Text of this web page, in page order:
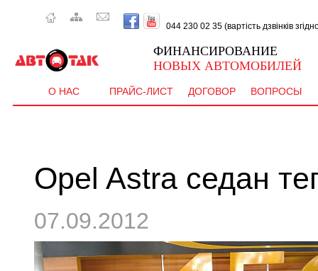
044 230 02 35 (вартість дзвінків
ФИНАНСИРОВАНИЕ
НОВЫХ АВТОМОБИЛЕЙ
О НАС ПРАЙС-ЛИСТ ДОГОВОР ВОПРОСЫ
Opel Astra седан
07.09.2012